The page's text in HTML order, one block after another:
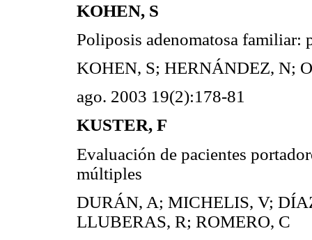
KOHEN, S
Poliposis adenomatosa familiar:
KOHEN, S; HERNÁNDEZ, N;
ago. 2003 19(2):178-81
KUSTER, F
Evaluación de pacientes
múltiples
DURÁN, A; MICHELIS, V;
LLUBERAS, R; ROMERO, C